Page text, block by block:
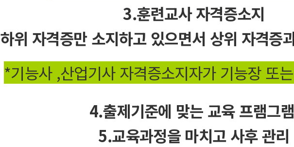
3.훈련교사 자격증소지
하위 자격증만 소지하고 있으면서 상위 자격증
*기능사 ,산업기사 자격증소지자가 기능장 또
4.출제기준에 맞는 교육 프램그램
5.교육과정을 마치고 사후 관리